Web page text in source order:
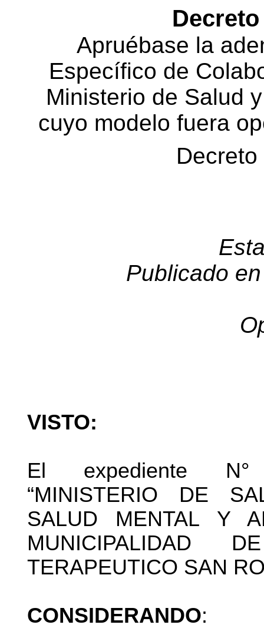
Decreto
Apruébase la
Específico de
Ministerio de Salud
cuyo modelo fuera
Decreto
Publicado
VISTO:
El expediente N°
“MINISTERIO DE
SALUD MENTAL Y
MUNICIPALIDAD
TERAPEUTICO SAN
CONSIDERANDO: